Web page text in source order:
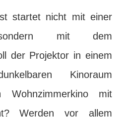
startet nicht mit einer
mit dem
der Projektor in einem
Kinoraum
mit
Werden vor allem